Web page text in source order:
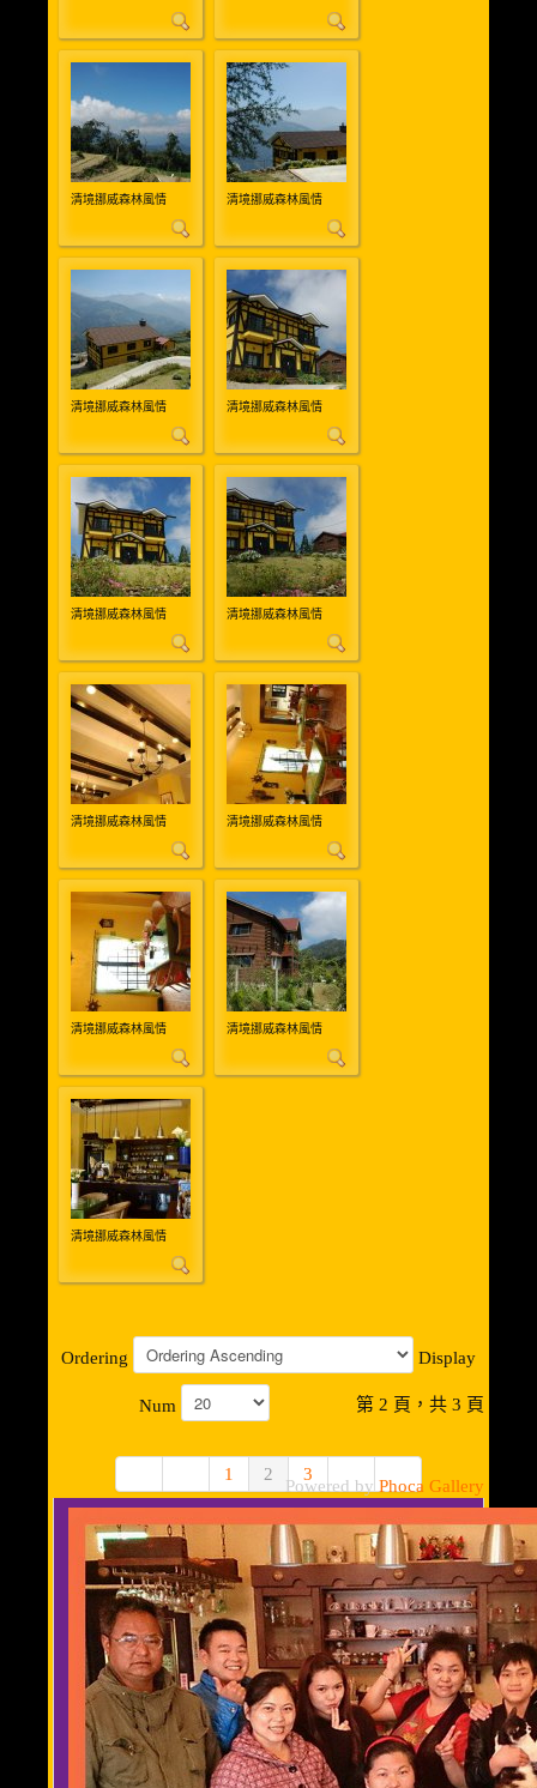
清境挪威森林風情 清境挪威森林風情
清境挪威森林風情 清境挪威森林風情
清境挪威森林風情 清境挪威森林風情
清境挪威森林風情 清境挪威森林風情
清境挪威森林風情 清境挪威森林風情
清境挪威森林風情
Ordering Display
Num 第 2 頁，共 3 頁
1 2 3
Powered byPhoca Gallery